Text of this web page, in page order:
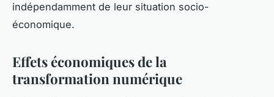
indépendamment de leur situation socio-
économique.
Effets économiques de la
transformation numérique